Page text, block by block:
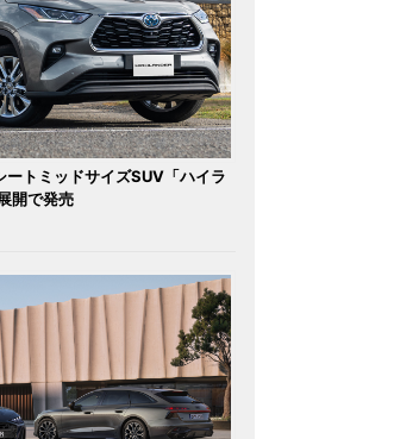
ートミッドサイズSUV「ハイラ
開で発売